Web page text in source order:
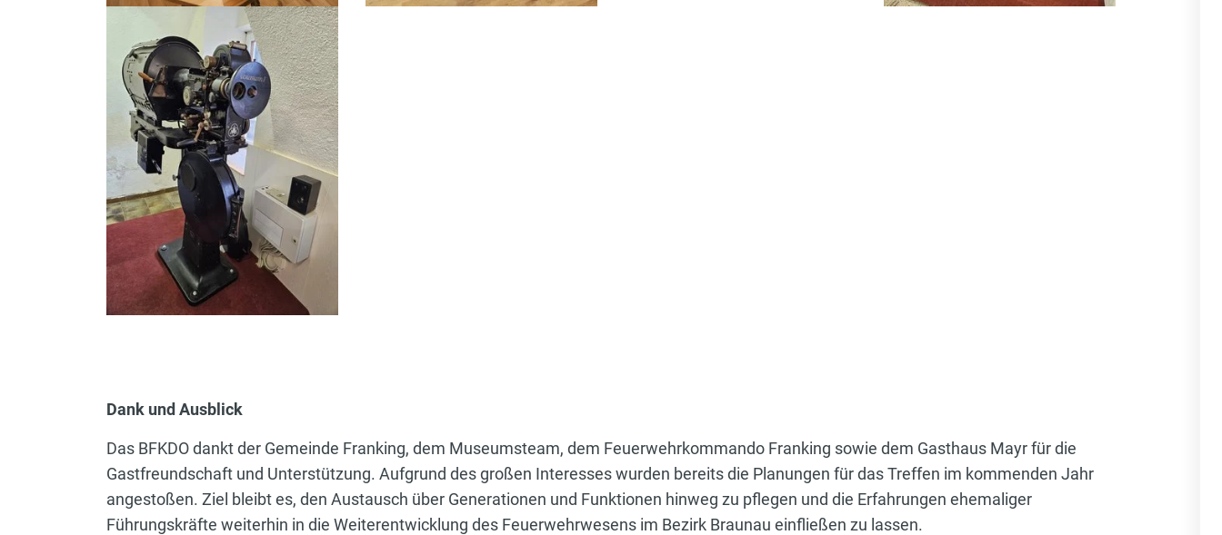
Dank und Ausblick
Das BFKDO dankt der Gemeinde Franking, dem Museumsteam, dem Feuerwehrkommando Franking sowie dem Gasthaus Mayr für die
Gastfreundschaft und Unterstützung. Aufgrund des großen Interesses wurden bereits die Planungen für das Treffen im kommenden Jahr
angestoßen. Ziel bleibt es, den Austausch über Generationen und Funktionen hinweg zu pflegen und die Erfahrungen ehemaliger
Führungskräfte weiterhin in die Weiterentwicklung des Feuerwehrwesens im Bezirk Braunau einfließen zu lassen.